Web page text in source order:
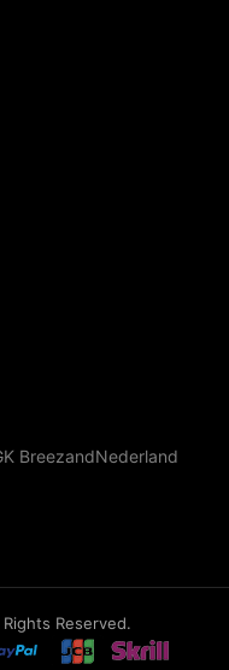
BreezandNederland
Reserved.